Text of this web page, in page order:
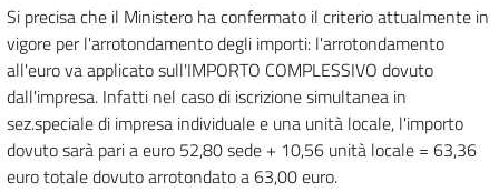
Si precisa che il Ministero ha confermato il criterio attualmente in
vigore per l'arrotondamento degli importi: l'arrotondamento
all'euro va applicato sull'IMPORTO COMPLESSIVO dovuto
dall'impresa. Infatti nel caso di iscrizione simultanea in
sez.speciale di impresa individuale e una unità locale, l'importo
dovuto sarà pari a euro 52,80 sede + 10,56 unità locale = 63,36
euro totale dovuto arrotondato a 63,00 euro.